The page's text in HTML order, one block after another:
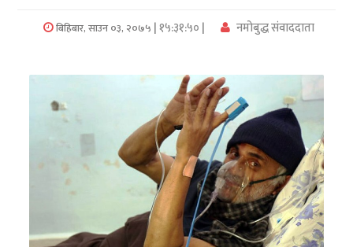
खेलकुद
अन्तराष्ट्रिय
शैली
बिहिबार, साउन ०३, २०७५ | १५:३१:५० | नमोबुद्ध संवाददाता